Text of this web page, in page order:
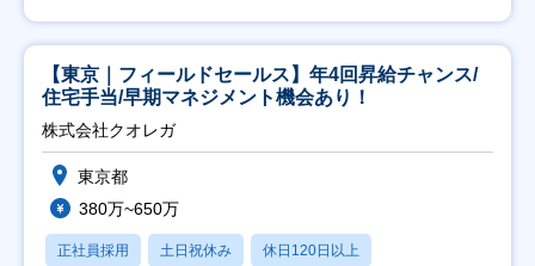
【東京｜フィールドセールス】年4回昇給チャンス/
住宅手当/早期マネジメント機会あり！
株式会社クオレガ
東京都
380万~650万
正社員採用 土日祝休み 休日120日以上